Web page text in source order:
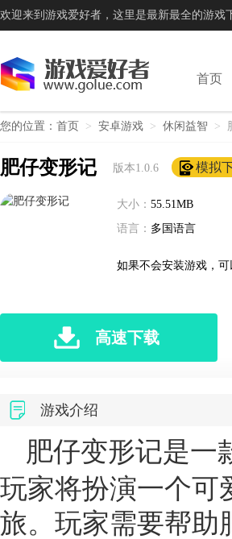
欢迎来到游戏爱好者，这里是最新最全的游戏
首页
您的位置： 首页 > 安卓游戏 > 休闲益智 >
肥仔变形记 版本1.0.6 模拟
大小： 55.51MB
语言： 多国语言
如果不会安装游戏，可
高速下载
游戏介绍
肥仔变形记是一
玩家将扮演一个可
旅。玩家需要帮助